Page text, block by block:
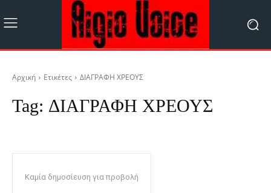
Αρχική Ετικέτες ΔΙΑΓΡΑΦΗ ΧΡΕΟΥΣ
Tag: ΔΙΑΓΡΑΦΗ ΧΡΕΟΥΣ
Καμία δημοσίευση για προβολή